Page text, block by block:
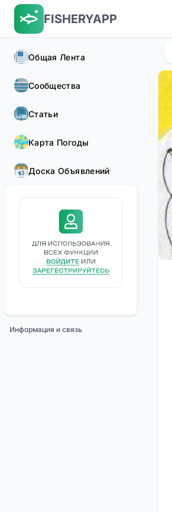
FISHERYAPP
Общая Лента
Сообщества
Статьи
Карта Погоды
Доска Объявлений
Информация и связь